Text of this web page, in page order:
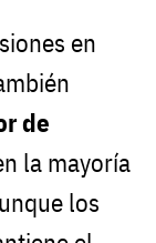
en
de
la mayoría
los